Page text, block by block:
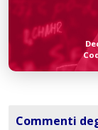
Commenti